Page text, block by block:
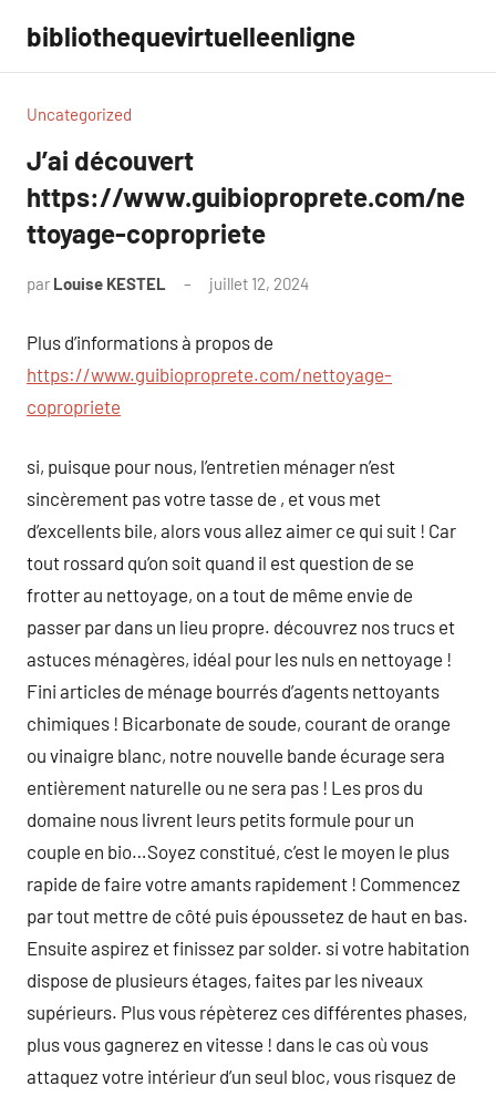
contenu
bibliothequevirtuelleenligne
Uncategorized
J’ai découvert
https://www.guibioproprete.com/ne
ttoyage-copropriete
par Louise KESTEL juillet 12, 2024
Plus d’informations à propos de
https://www.guibioproprete.com/nettoyage-
copropriete
si, puisque pour nous, l’entretien ménager n’est
sincèrement pas votre tasse de , et vous met
d’excellents bile, alors vous allez aimer ce qui suit ! Car
tout rossard qu’on soit quand il est question de se
frotter au nettoyage, on a tout de même envie de
passer par dans un lieu propre. découvrez nos trucs et
astuces ménagères, idéal pour les nuls en nettoyage !
Fini articles de ménage bourrés d’agents nettoyants
chimiques ! Bicarbonate de soude, courant de orange
ou vinaigre blanc, notre nouvelle bande écurage sera
entièrement naturelle ou ne sera pas ! Les pros du
domaine nous livrent leurs petits formule pour un
couple en bio…Soyez constitué, c’est le moyen le plus
rapide de faire votre amants rapidement ! Commencez
par tout mettre de côté puis époussetez de haut en bas.
Ensuite aspirez et finissez par solder. si votre habitation
dispose de plusieurs étages, faites par les niveaux
supérieurs. Plus vous répèterez ces différentes phases,
plus vous gagnerez en vitesse ! dans le cas où vous
attaquez votre intérieur d’un seul bloc, vous risquez de